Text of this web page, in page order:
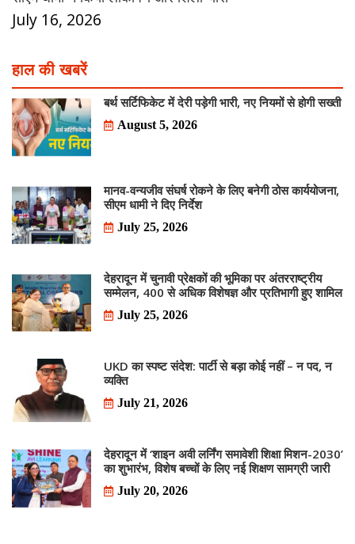
July 16, 2026
हाल की खबरें
बर्थ सर्टिफिकेट में देरी पड़ेगी भारी, नए नियमों से होगी सख्ती
August 5, 2026
मानव-वन्यजीव संघर्ष रोकने के लिए बनेगी ठोस कार्ययोजना,
सीएम धामी ने दिए निर्देश
July 25, 2026
देहरादून में चुनावी प्रेक्षकों की भूमिका पर अंतरराष्ट्रीय
सम्मेलन, 400 से अधिक विशेषज्ञ और प्रतिभागी हुए शामिल
July 25, 2026
UKD का स्पष्ट संदेश: पार्टी से बड़ा कोई नहीं – न पद, न
व्यक्ति
July 21, 2026
देहरादून में ‘शाइन अवी लर्निंग समावेशी शिक्षा मिशन-2030’
का शुभारंभ, विशेष बच्चों के लिए नई शिक्षण सामग्री जारी
July 20, 2026